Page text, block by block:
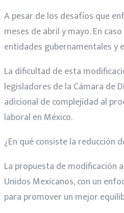
A pesar de los desafíos que
meses de abril y mayo. En
entidades gubernamentales y
La dificultad de esta
legisladores de la Cámara de
adicional de complejidad al
laboral en México.
¿En qué consiste la reducción
La propuesta de modificación
Unidos Mexicanos, con un
para promover un mejor